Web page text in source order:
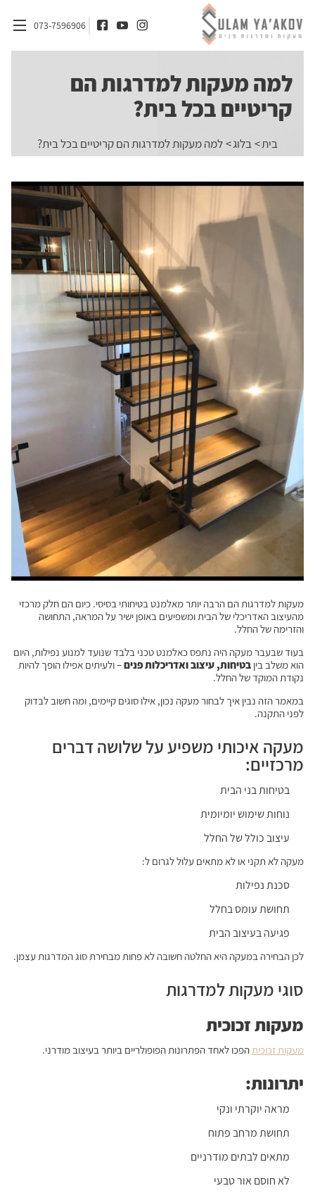
דף הבית
אודות
מדרגות
מעקות
אדריכלים ומעצבי פנים
073-7596906
למה מעקות למדרגות הם
קריטיים בכל בית?
בית בלוג למה מעקות למדרגות הם קריטיים בכל בית?
מעקות למדרגות הם הרבה יותר מאלמנט בטיחותי בסיסי. כיום הם חלק מרכזי
מהעיצוב האדריכלי של הבית ומשפיעים באופן ישיר על המראה, התחושה
והזרימה של החלל.
בעוד שבעבר מעקה היה נתפס כאלמנט טכני בלבד שנועד למנוע נפילות, היום
הוא משלב בין בטיחות, עיצוב ואדריכלות פנים– ולעיתים אפילו הופך להיות
נקודת המוקד של החלל.
במאמר הזה נבין איך לבחור מעקה נכון, אילו סוגים קיימים, ומה חשוב לבדוק
לפני התקנה.
מעקה איכותי משפיע על שלושה דברים
מרכזיים:
בטיחות בני הבית
נוחות שימוש יומיומית
עיצוב כולל של החלל
מעקה לא תקני או לא מתאים עלול לגרום ל:
סכנת נפילות
תחושת עומס בחלל
פגיעה בעיצוב הבית
לכן הבחירה במעקה היא החלטה חשובה לא פחות מבחירת סוג המדרגות עצמן.
סוגי מעקות למדרגות
מעקות זכוכית
מעקות זכוכיתהפכו לאחד הפתרונות הפופולריים ביותר בעיצוב מודרני.
יתרונות:
מראה יוקרתי ונקי
תחושת מרחב פתוח
מתאים לבתים מודרניים
לא חוסם אור טבעי